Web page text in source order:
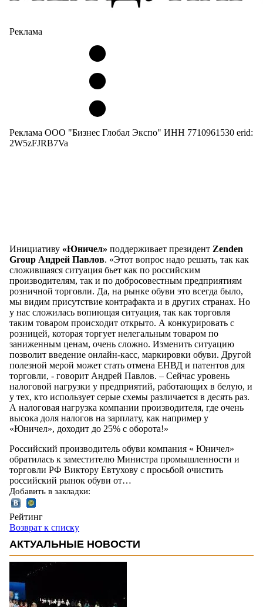
Реклама
Реклама ООО "Бизнес Глобал Экспо" ИНН 7710961530 erid:
2W5zFJRB7Va
Инициативу «Юничел» поддерживает президент Zenden
Group Андрей Павлов. «Этот вопрос надо решать, так как
сложившаяся ситуация бьет как по российским
производителям, так и по добросовестным предприятиям
розничной торговли. Да, на рынке обуви это всегда было,
мы видим присутствие контрафакта и в других странах. Но
у нас сложилась вопиющая ситуация, так как торговля
таким товаром происходит открыто. А конкурировать с
розницей, которая торгует нелегальным товаром по
заниженным ценам, очень сложно. Изменить ситуацию
позволит введение онлайн-касс, маркировки обуви. Другой
полезной мерой может стать отмена ЕНВД и патентов для
торговли, - говорит Андрей Павлов. – Сейчас уровень
налоговой нагрузки у предприятий, работающих в белую, и
у тех, кто использует серые схемы различается в десять раз.
А налоговая нагрузка компании производителя, где очень
высока доля налогов на зарплату, как например у
«Юничел», доходит до 25% с оборота!»
Российский производитель обуви компания « Юничел»
обратилась к заместителю Министра промышленности и
торговли РФ Виктору Евтухову с просьбой очистить
российский рынок обуви от…
Добавить в закладки:
Рейтинг
Возврат к списку
АКТУАЛЬНЫЕ НОВОСТИ